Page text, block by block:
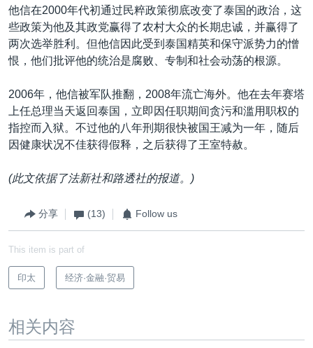
他信在2000年代初通过民粹政策彻底改变了泰国的政治，这
些政策为他及其政党赢得了农村大众的长期忠诚，并赢得了
两次选举胜利。但他信因此受到泰国精英和保守派势力的憎
恨，他们批评他的统治是腐败、专制和社会动荡的根源。
2006年，他信被军队推翻，2008年流亡海外。他在去年赛塔
上任总理当天返回泰国，立即因任职期间贪污和滥用职权的
指控而入狱。不过他的八年刑期很快被国王减为一年，随后
因健康状况不佳获得假释，之后获得了王室特赦。
(此文依据了法新社和路透社的报道。 )
分享 (13) Follow us
This item is part of
印太 经济·金融·贸易
相关内容